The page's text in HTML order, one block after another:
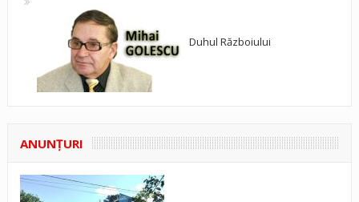
Duhul Războiului
ANUNŢURI